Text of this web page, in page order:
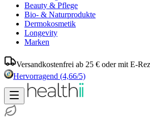
Beauty & Pflege
Bio- & Naturprodukte
Dermokosmetik
Longevity
Marken
Versandkostenfrei ab 25 € oder mit E-
Hervorragend (4,66/5)